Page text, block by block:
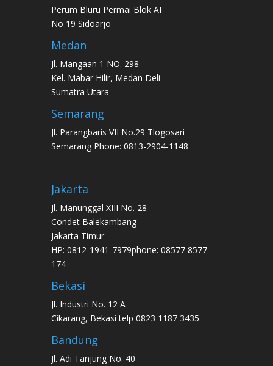
Perum Bluru Permai Blok AI
No 19 Sidoarjo
Medan
Jl. Mangaan 1 NO. 298
Kel. Mabar Hilir, Medan Deli
Sumatra Utara
Semarang
Jl. Parangbaris VII No.29 Tlogosari
Semarang Phone: 0813-2904-1148
Jakarta
Jl. Manunggal XIII No. 28
Condet Balekambang
Jakarta Timur
HP: 0812-1941-7979phone: 08577 8577
174
Bekasi
Jl. Industri No. 12 A
Cikarang, Bekasi telp 0823 1187 3435
Bandung
Jl. Adi Tanjung No. 40